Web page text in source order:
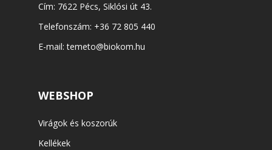
Cím: 7622 Pécs, Siklósi út 43.
Telefonszám: +36 72 805 440
E-mail:temeto@biokom.hu
WEBSHOP
Virágok és koszorúk
Kellékek